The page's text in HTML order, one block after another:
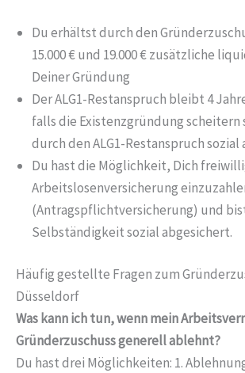
Du erhältst durch den
15.000 € und 19.000 € zusätzliche
Deiner Gründung
Der ALG1-Restanspruch bleibt 4
falls die Existenzgründung scheitern
durch den ALG1-Restanspruch sozial
Du hast die Möglichkeit, Dich
Arbeitslosenversicherung
(Antragspflichtversicherung) und
Selbständigkeit sozial abgesichert.
Häufig gestellte Fragen zum
Düsseldorf
Was kann ich tun, wenn mein
Gründerzuschuss generell ablehnt?
Du hast drei Möglichkeiten: 1.